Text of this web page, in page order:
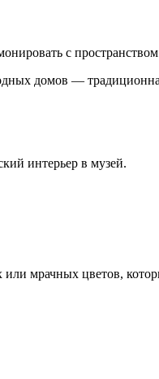
с
домов —
интерьер в музей.
или мрачных цветов,